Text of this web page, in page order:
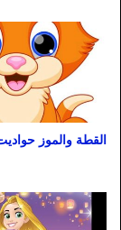
القطة والموز